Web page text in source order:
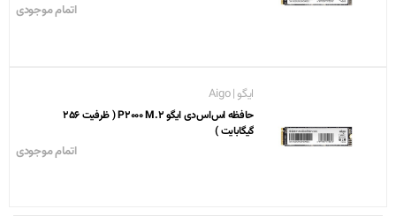
اتمام موجودی
ایگو | Aigo
حافظه اس‌اس‌دی ایگو P2000 M.2 ( ظرفیت 256
گیگابایت )
اتمام موجودی